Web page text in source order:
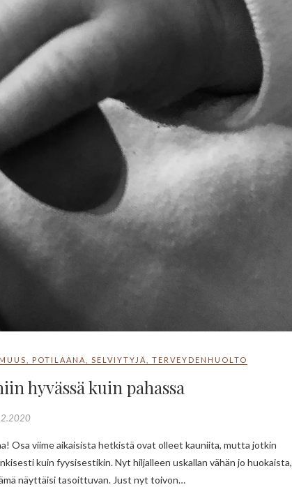
POTILAANA SELVIYTYJÄ TERVEYDENHUOLTO
hyvässä kuin pahassa
kuin fyysisestikin. Nyt hiljalleen uskallan vähän jo huokaista,
näyttäisi tasoittuvan. Just nyt toivon…